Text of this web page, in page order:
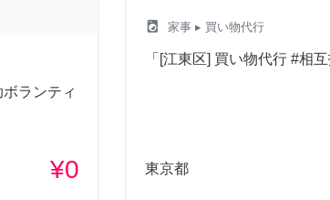
ランティ
¥0
local_laundry_service 家事▸ 買い物代行
「[江東区] 買い物代行 #相
東京都